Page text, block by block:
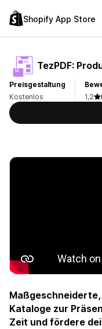
Shopify App Store
TezPDF:
Preisgestaltung
Kostenlos
1,2
Kataloge zur
Zeit und fördere